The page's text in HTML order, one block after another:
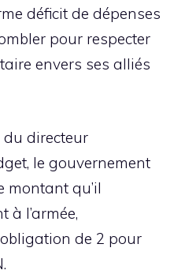
déficit de dépenses
pour respecter
envers ses alliés
du directeur
le gouvernement
montant qu’il
à l’armée,
de 2 pour